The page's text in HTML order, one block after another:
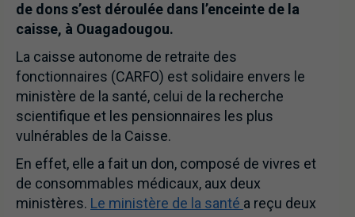
de dons s’est déroulée dans l’enceinte de la
caisse, à Ouagadougou.
La caisse autonome de retraite des
fonctionnaires (CARFO) est solidaire envers le
ministère de la santé, celui de la recherche
scientifique et les pensionnaires les plus
vulnérables de la Caisse.
En effet, elle a fait un don, composé de vivres et
de consommables médicaux, aux deux
ministères. Le ministère de la santé a reçu deux